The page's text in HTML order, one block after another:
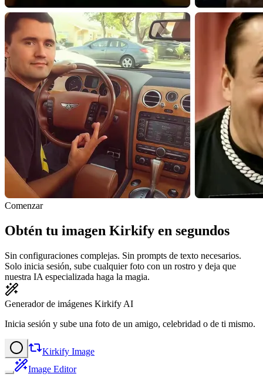
Comenzar
Obtén tu imagen Kirkify en segundos
Sin configuraciones complejas. Sin prompts de texto necesarios.
Solo inicia sesión, sube cualquier foto con un rostro y deja que
nuestra IA especializada haga la magia.
Generador de imágenes Kirkify AI
Inicia sesión y sube una foto de un amigo, celebridad o de ti mismo.
Kirkify Image
Image Editor